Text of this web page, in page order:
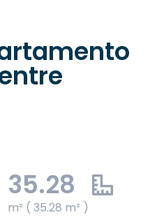
35.28
m² ( 35.28 m² )